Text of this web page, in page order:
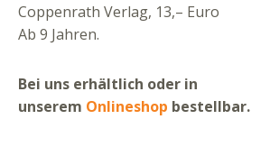
Coppenrath Verlag, 13,– Euro
Ab 9 Jahren.
Bei uns erhältlich oder in
unserem Onlineshop bestellbar.